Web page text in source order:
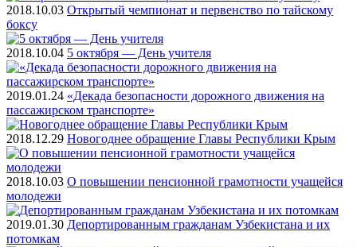
2018.10.03 Открытый чемпионат и первенство по тайскому
боксу
2018.10.04 5 октября — День учителя
2019.01.24 «Декада безопасности дорожного движения на
пассажирском транспорте»
2018.12.29 Новогоднее обращение Главы Республики Крым
2018.10.03 О повышении пенсионной грамотности учащейся
молодежи
2019.01.30 Депортированным гражданам Узбекистана и их
потомкам